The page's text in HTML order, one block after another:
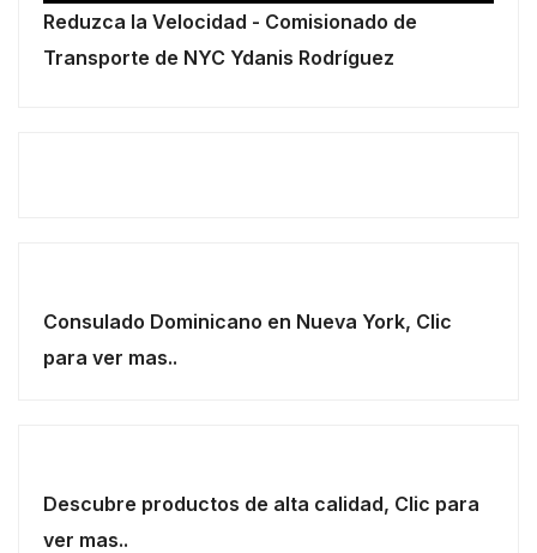
Reduzca la Velocidad - Comisionado de
Transporte de NYC Ydanis Rodríguez
Consulado Dominicano en Nueva York, Clic
para ver mas..
Descubre productos de alta calidad, Clic para
ver mas..